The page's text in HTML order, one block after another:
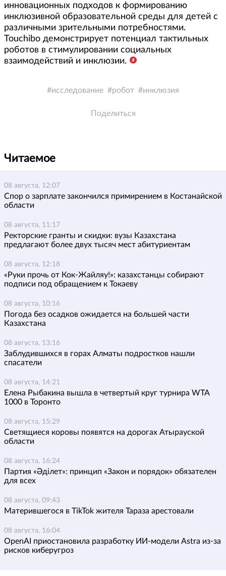
инновационных подходов к формированию
инклюзивной образовательной среды для детей с
различными зрительными потребностями.
Touchibo демонстрирует потенциал тактильных
роботов в стимулировании социальных
взаимодействий и инклюзии.
исследование робот инклюзия
Поделиться
Читаемое
08 августа, 12:07
Спор о зарплате закончился примирением в Костанайской
области
08 августа, 11:17
Ректорские гранты и скидки: вузы Казахстана
предлагают более двух тысяч мест абитуриентам
08 августа, 12:18
«Руки прочь от Кок-Жайляу!»: казахстанцы собирают
подписи под обращением к Токаеву
08 августа, 10:16
Погода без осадков ожидается на большей части
Казахстана
08 августа, 13:16
Заблудившихся в горах Алматы подростков нашли
спасатели
08 августа, 14:21
Елена Рыбакина вышла в четвертый круг турнира WTA
1000 в Торонто
08 августа, 15:29
Светящиеся коровы появятся на дорогах Атырауской
области
08 августа, 16:24
Партия «Әділет»: принцип «Закон и порядок» обязателен
для всех
08 августа, 09:43
Матерившегося в TikTok жителя Тараза арестовали
08 августа, 16:04
OpenAI приостановила разработку ИИ-модели Astra из-за
рисков киберугроз